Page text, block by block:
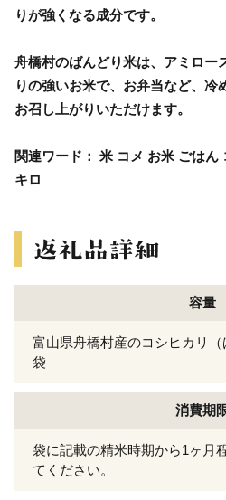
りが強くなる成分です。
舟橋村のばんどり米は、アミロー
りの強いお米で、お弁当など、冷
お召し上がりいただけます。
関連ワード： 米 コメ お米 ごはん
キロ
容量
富山県舟橋村産のコシヒカリ
袋
消費期
袋に記載の精米時期から1ヶ月
てください。